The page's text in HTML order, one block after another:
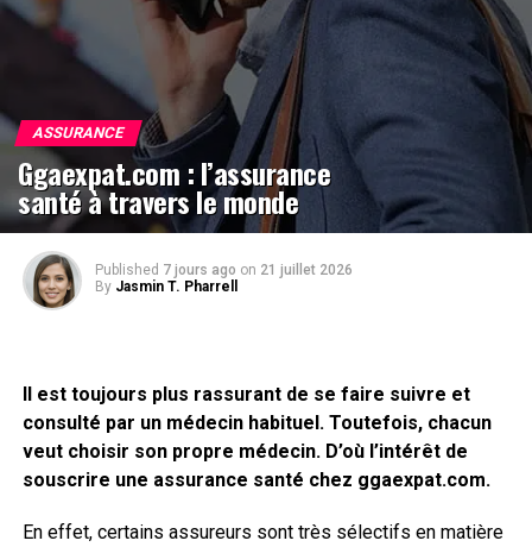
ASSURANCE
Ggaexpat.com : l’assurance
santé à travers le monde
Published 7 jours ago on 21 juillet 2026
By Jasmin T. Pharrell
Il est toujours plus rassurant de se faire suivre et
consulté par un médecin habituel. Toutefois, chacun
veut choisir son propre médecin. D’où l’intérêt de
souscrire une assurance santé chez ggaexpat.com.
En effet, certains assureurs sont très sélectifs en matière